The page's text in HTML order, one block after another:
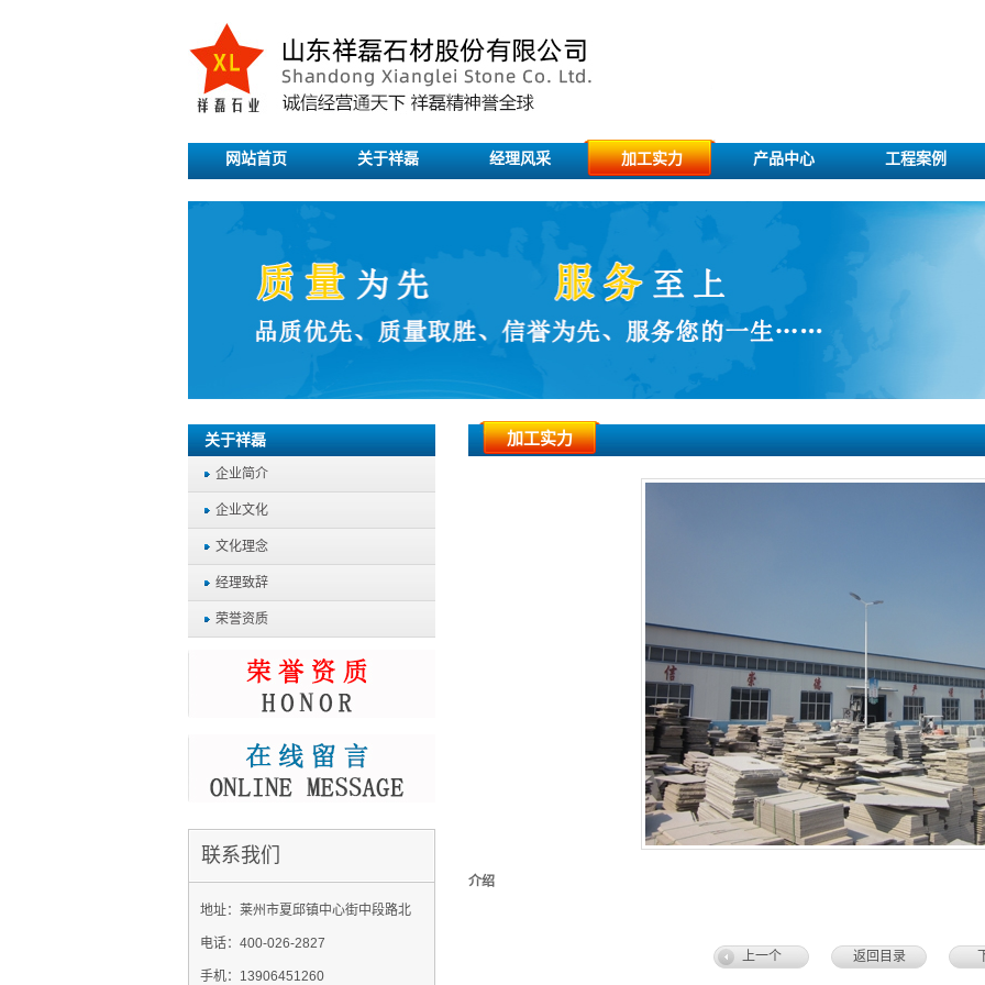
网站首页 关于祥磊 经理风采 加工实力 产品中心 工程案例
关于祥磊
企业简介
企业文化
文化理念
经理致辞
荣誉资质
联系我们
地址：莱州市夏邱镇中心街中段路北
电话：400-026-2827
手机：13906451260
加工实力
介绍
上一个 返回目录